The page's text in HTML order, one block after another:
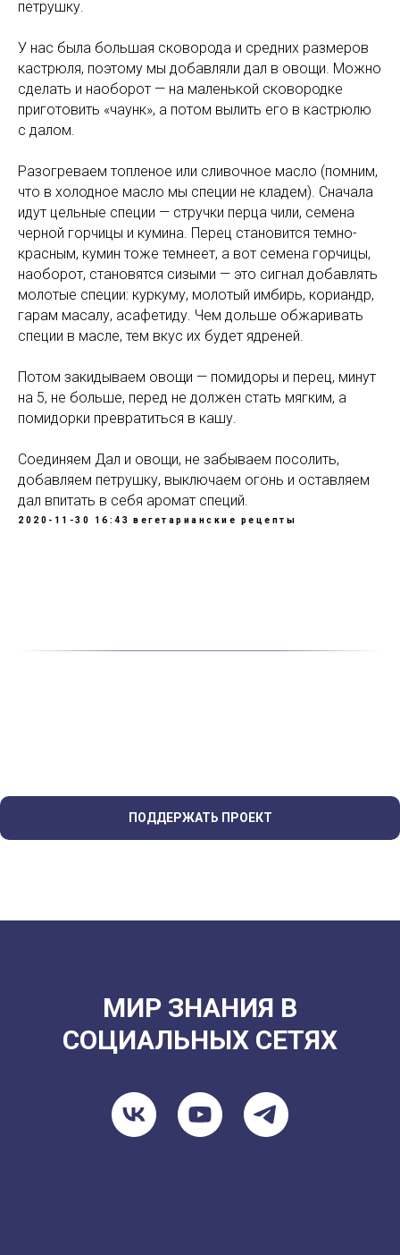
петрушку.
У нас была большая сковорода и средних размеров
кастрюля, поэтому мы добавляли дал в овощи. Можно
сделать и наоборот — на маленькой сковородке
приготовить «чаунк», а потом вылить его в кастрюлю
с далом.
Разогреваем топленое или сливочное масло (помним,
что в холодное масло мы специи не кладем). Сначала
идут цельные специи — стручки перца чили, семена
черной горчицы и кумина. Перец становится темно-
красным, кумин тоже темнеет, а вот семена горчицы,
наоборот, становятся сизыми — это сигнал добавлять
молотые специи: куркуму, молотый имбирь, кориандр,
гарам масалу, асафетиду. Чем дольше обжаривать
специи в масле, тем вкус их будет ядреней.
Потом закидываем овощи — помидоры и перец, минут
на 5, не больше, перед не должен стать мягким, а
помидорки превратиться в кашу.
Соединяем Дал и овощи, не забываем посолить,
добавляем петрушку, выключаем огонь и оставляем
дал впитать в себя аромат специй.
2020-11-30 16:43 вегетарианские рецепты
ПОДДЕРЖАТЬ ПРОЕКТ
МИР ЗНАНИЯ В
СОЦИАЛЬНЫХ СЕТЯХ